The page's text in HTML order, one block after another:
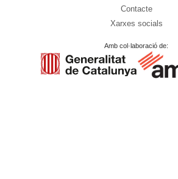
Contacte
Xarxes socials
Amb col·laboració de: